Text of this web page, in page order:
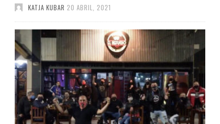
KATJA KUBAR 20 ABRIL, 2021